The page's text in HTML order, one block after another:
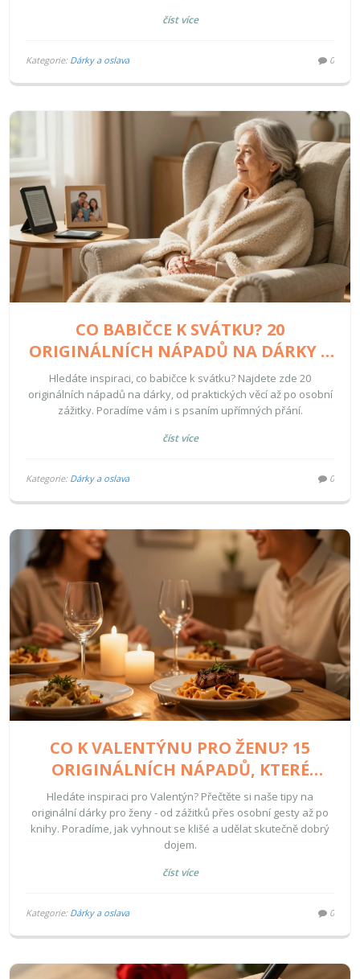
číst více
Kategorie: Dárky a oslava 0
CO BABIČCE K SVÁTKU? 20
ORIGINÁLNÍCH NÁPADŮ NA DÁRKY A
PŘÁNÍ, KTERÁ POTĚŠÍ
Hledáte inspiraci, co babičce k svátku? Najdete zde 20
originálních nápadů na dárky, od praktických věcí až po osobní
zážitky. Poradíme vám i s psaním upřímných přání.
číst více
Kategorie: Dárky a oslava 0
CO K VALENTÝNU PRO ŽENU? 15
ORIGINÁLNÍCH NÁPADŮ, KTERÉ
NEJSOU JEN KVĚTINY
Hledáte inspiraci pro Valentýn? Přečtěte si naše tipy na
originální dárky pro ženy - od zážitků přes osobní gesty až po
knihy. Poradíme, jak vyhnout se klišé a udělat skutečně dobrý
dojem.
číst více
Kategorie: Dárky a oslava 0